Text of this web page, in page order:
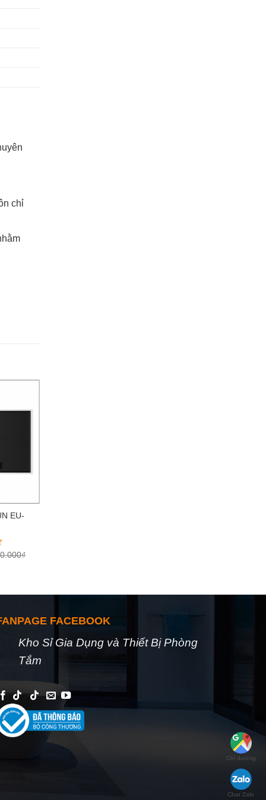
chỉ
EU-
₫
5
FACEBOOK
Kho Sỉ Gia Dụng và Thiết Bị Phòng
Tắm
Chỉ đường
Chat Zalo